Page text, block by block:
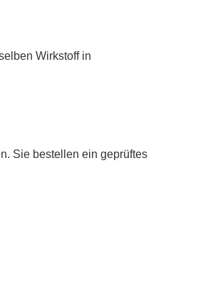
Wirkstoff in
Sie bestellen ein geprüftes